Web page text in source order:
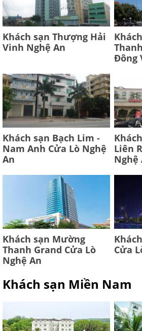
Khách sạn Thượng Hải
Vinh Nghệ An
Đông
Khách sạn Bạch Lim -
Nam Anh Cửa Lò Nghệ
An
Liên
Nghệ
Khách sạn Mường
Thanh Grand Cửa Lò
Nghệ An
Cửa
Khách sạn Miền Nam